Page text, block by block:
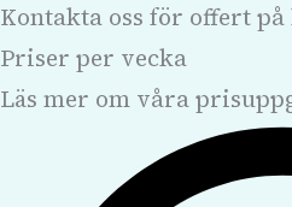
Kontakta oss för offert på
Priser per vecka
Läs mer om våra